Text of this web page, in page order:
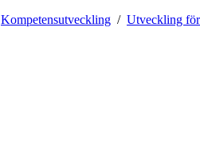
Kompetensutveckling Utveckling